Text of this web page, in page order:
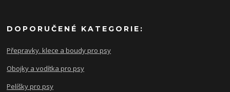
DOPORUČENÉ KATEGORIE:
Přepravky. klece a boudy pro psy
Obojky a vodítka pro psy
Pelíšky pro psy